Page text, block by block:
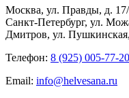
Москва, ул. Правды, д.
Санкт-Петербург, ул.
Дмитров, ул.
Телефон: 8 (925) 005-77-20
Email: info@helvesana.ru